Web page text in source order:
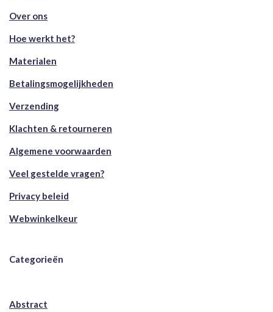
Over ons
Hoe werkt het?
Materialen
Betalingsmogelijkheden
Verzending
Klachten & retourneren
Algemene voorwaarden
Veel gestelde vragen?
Privacy beleid
Webwinkelkeur
Categorieën
Abstract